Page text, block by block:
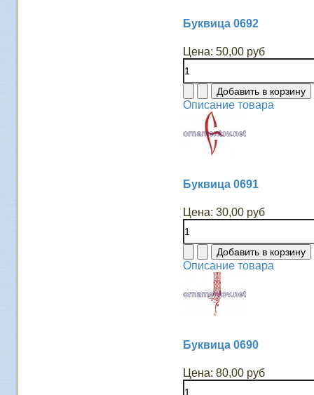
Буквица 0692
Цена: 50,00 руб
Описание товара
Буквица 0691
Цена: 30,00 руб
Описание товара
Буквица 0690
Цена: 80,00 руб